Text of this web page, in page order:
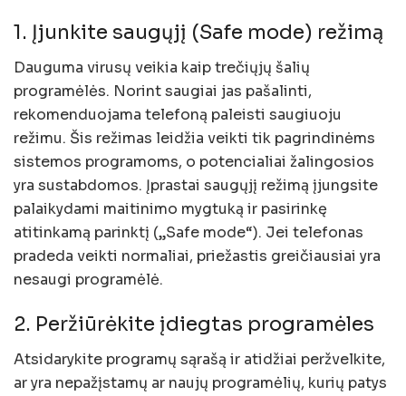
1. Įjunkite saugųjį (Safe mode) režimą
Dauguma virusų veikia kaip trečiųjų šalių
programėlės. Norint saugiai jas pašalinti,
rekomenduojama telefoną paleisti saugiuoju
režimu. Šis režimas leidžia veikti tik pagrindinėms
sistemos programoms, o potencialiai žalingosios
yra sustabdomos. Įprastai saugųjį režimą įjungsite
palaikydami maitinimo mygtuką ir pasirinkę
atitinkamą parinktį („Safe mode“). Jei telefonas
pradeda veikti normaliai, priežastis greičiausiai yra
nesaugi programėlė.
2. Peržiūrėkite įdiegtas programėles
Atsidarykite programų sąrašą ir atidžiai peržvelkite,
ar yra nepažįstamų ar naujų programėlių, kurių patys